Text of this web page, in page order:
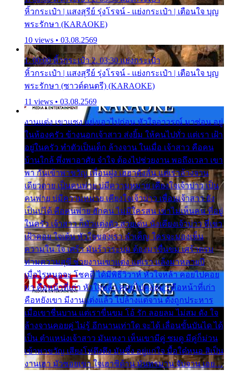
หิ้วกระเป๋า | แสงสุรีย์ รุ่งโรจน์ - แย่งกระเป๋า | เตือนใจ บุญ
พระรักษา (KARAOKE)
10 views • 03.08.2569
1. 00:00 หิ้วกระเป๋า 2. 03:30 แย่งกระเป๋า
หิ้วกระเป๋า | แสงสุรีย์ รุ่งโรจน์ - แย่งกระเป๋า | เตือนใจ บุญ
พระรักษา (ซาวด์ดนตรี) (KARAOKE)
11 views • 03.08.2569
งานแต่ง เขาแซง แย่งเอาไปก่อน หัวใจอาวรณ์ มาซ่อน อยู่
ในห้องครัว ข้างนอกเจ้าสาว ส่งยิ้ม ให้คนไปทั่ว แต่เรา เฝ้า
อยู่ในครัว ทำตัวเป็นเด็ก ล้างจาน ในเมื่อ เจ้าสาว คือคน
บ้านใกล้ พึ่งพาอาศัย จำใจ ต้องไปช่วยงาน พอถึงเวลา เขา
พา กันเข้าพาขวัญ เพื่อนฝูง เฮฮาดังลั่น แต่เราล้างจาน
เดียวดาย เป็นคนพ่าย บ่มีความหมาย เคียงใจเจ้าบ่าว เป็น
คนพ่าย บ่มีความหมาย เคียงใจเจ้าบ่าว เพื่อนเจ้าสาว ยัง
เป็นบ่ได้ คือคนพ่าย ฮักคน ไม่มีใครสน เขาไม่เห็นคน ที่อยู่
ในครัว เจ้าสาว ก็มัวแต่งตัว สวยเด่น นั่งเคียงเจ้าบ่าว ที่เขา
เฝ้าคอย ใจเต้น หัวใจของเรา ลำเค็ญ ใครจะมองเห็น
ความใน ใจ เศร้า มันร้าวระบม ต้องมาขื่นขม เศร้าตรม
ท่ามความสุขี ช่วยงานเขาแต่ง แต่เรา แล้งมาหลายปี
เมื่อไรหนอจะ โชคดี ได้มีพิธีวิวาห์ หัวใจหล้า คอยไปคอย
มา คือหน้าที่เก่า หัวใจหล้า คอยไปคอยมา คือหน้าที่เก่า
คือหยังเขา มีงานแต่งแล้ว ไปล้างแต่จาน ดั่งถูกประหาร
เมื่อเขาชื่นบาน แต่เราขื่นขม โอ้ รัก ลอยลม ไม่สม ดัง ใจ
ล้างจานคอยคู่ ไม่รู้ อีกนานเท่าใด จะได้ เลื่อนขั้นบันได ได้
เป็น ตำแหน่งเจ้าสาว มันเหงา เห็นเขามีคู่ ซมดู มีคู่ก็ม่วน
เข้าพาขวัญ เสียงโห่ตึงตึง มันซึ้ง อยู่แก่ใจ มื้อใด๋หนอ สิเป็น
งานเฮา มัวซอยเขา ใจเฮาซิด้าน มันทรมาน จับจาน เอย…